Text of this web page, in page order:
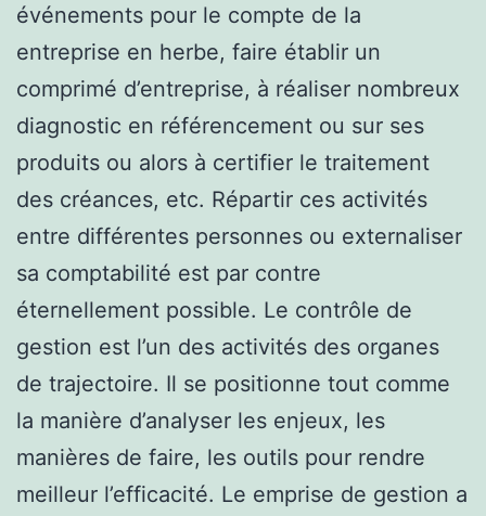
événements pour le compte de la
entreprise en herbe, faire établir un
comprimé d’entreprise, à réaliser nombreux
diagnostic en référencement ou sur ses
produits ou alors à certifier le traitement
des créances, etc. Répartir ces activités
entre différentes personnes ou externaliser
sa comptabilité est par contre
éternellement possible. Le contrôle de
gestion est l’un des activités des organes
de trajectoire. Il se positionne tout comme
la manière d’analyser les enjeux, les
manières de faire, les outils pour rendre
meilleur l’efficacité. Le emprise de gestion a